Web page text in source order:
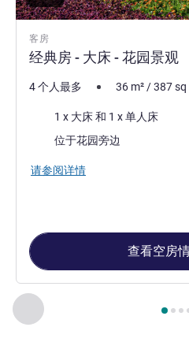
上一个 - 客房
第 页，共 , 客房 1 : 经典
客房
经典房 - 大床 - 花园景观
4 个人最多 36 m²/387sq
床上用品
1 x 大床 和 1 x 单人床
位于花园旁边
请参阅详情
查看空房